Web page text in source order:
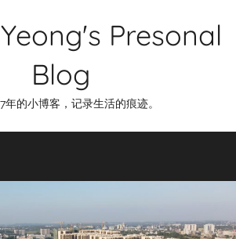
Presonal
Blog
年的小博客，记录生活的痕迹。